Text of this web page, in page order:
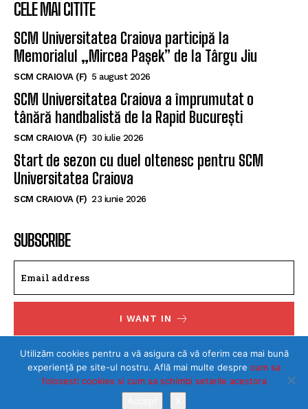
CELE MAI CITITE
SCM Universitatea Craiova participă la
Memorialul „Mircea Pașek” de la Târgu Jiu
SCM CRAIOVA (F) 5 august 2026
SCM Universitatea Craiova a împrumutat o
tânără handbalistă de la Rapid București
SCM CRAIOVA (F) 30 iulie 2026
Start de sezon cu duel oltenesc pentru SCM
Universitatea Craiova
SCM CRAIOVA (F) 23 iunie 2026
SUBSCRIBE
I WANT IN
I've read and accept thePrivacy Policy.
Utilizăm cookies pentru a vă asigura că vă oferim cea mai bună
experiență pe site-ul nostru. Află mai multe despre cum sa
folosesti cookies si cum sa schimbi setarile acestora